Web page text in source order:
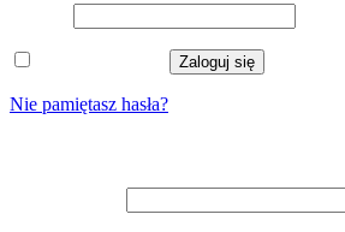
Zaloguj się
Nie pamiętasz hasła?